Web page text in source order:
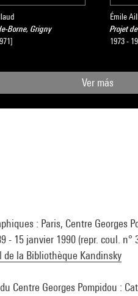
Borne, Grigny
Émile
Projet
1973 -
Ver más
: Paris, Centre Georges
- 15 janvier 1990 (repr. coul. n°
la Bibliothèque Kandinsky
Centre Georges Pompidou :